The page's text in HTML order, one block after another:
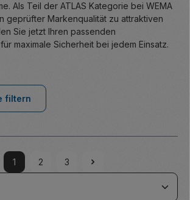
Als Teil der ATLAS Kategorie bei WEMA
geprüfter Markenqualität zu attraktiven
Sie jetzt Ihren passenden
maximale Sicherheit bei jedem Einsatz.
filtern
Seite
1
Seite
2
Seite
3